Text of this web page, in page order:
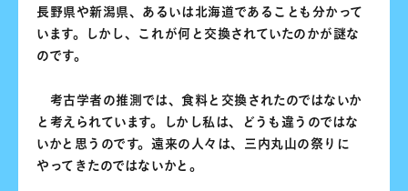
長野県や新潟県、あるいは北海道であることも分かって
います。しかし、これが何と交換されていたのかが謎な
のです。
考古学者の推測では、食料と交換されたのではないか
と考えられています。しかし私は、どうも違うのではな
いかと思うのです。遠来の人々は、三内丸山の祭りに
やってきたのではないかと。